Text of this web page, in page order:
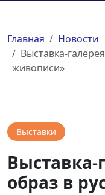
Главная
Новости
Выставка-
живописи»
Выставки
образ в